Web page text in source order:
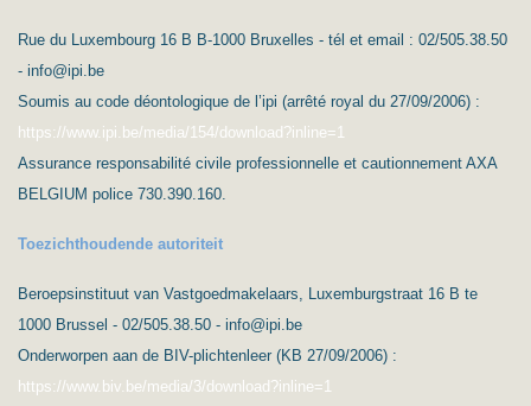
Rue du Luxembourg 16 B B-1000 Bruxelles - tél et email : 02/505.38.50
- info@ipi.be
Soumis au code déontologique de l’ipi (arrêté royal du 27/09/2006) :
https://www.ipi.be/media/154/download?inline=1
Assurance responsabilité civile professionnelle et cautionnement AXA
BELGIUM police 730.390.160.
Toezichthoudende autoriteit
Beroepsinstituut van Vastgoedmakelaars, Luxemburgstraat 16 B te
1000 Brussel - 02/505.38.50 - info@ipi.be
Onderworpen aan de BIV-plichtenleer (KB 27/09/2006) :
https://www.biv.be/media/3/download?inline=1